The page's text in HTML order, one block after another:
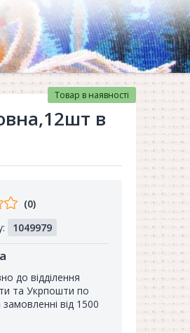
в
Товар в наявності
Відгуків
покупців
(0)
1049979
до відділення
та Укрпошти по
замовленні від 1500